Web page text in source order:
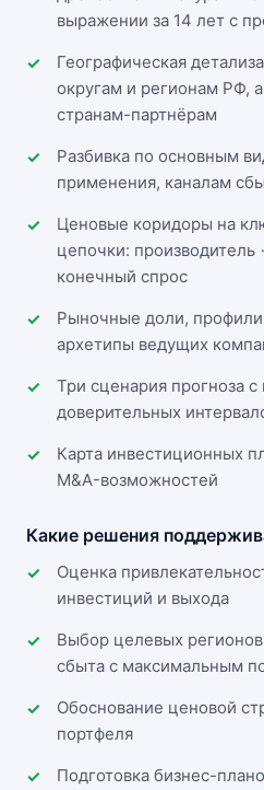
выражении за 14 лет с
Географическая
округам и регионам РФ,
странам-партнёрам
Разбивка по основным
применения, каналам
Ценовые коридоры на
цепочки:
конечный спрос
Рыночные доли, профили
архетипы ведущих
Три сценария прогноза с
доверительных
Карта инвестиционных
M&A-возможностей
Какие решения
Оценка
инвестиций и выхода
Выбор целевых
сбыта с максимальным
Обоснование ценовой
портфеля
Подготовка бизнес-